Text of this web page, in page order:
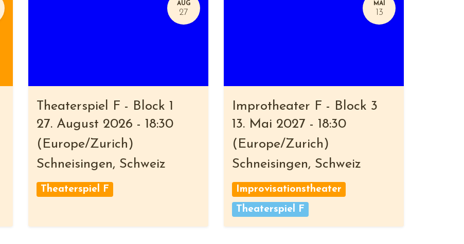
AUG
27
Theaterspiel F - Block 1
27. August 2026 - 18:30
( Europe/Zurich )
Schneisingen, Schweiz
Theaterspiel F
MAI
13
Improtheater F - Block 3
13. Mai 2027 - 18:30
( Europe/Zurich )
Schneisingen, Schweiz
Improvisationstheater
Theaterspiel F